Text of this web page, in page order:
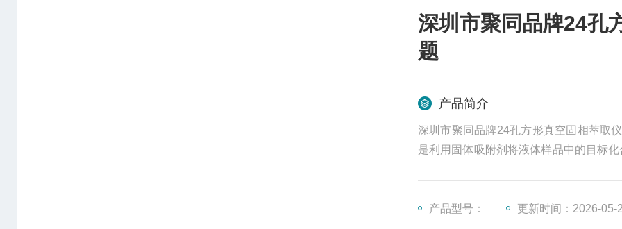
深圳市聚同品牌24孔
题
产品简介
深圳市聚同品牌24孔方形真空固相萃取
是利用固体吸附剂将液体样品中的目标
产品型号： 更新时间：2026-05-